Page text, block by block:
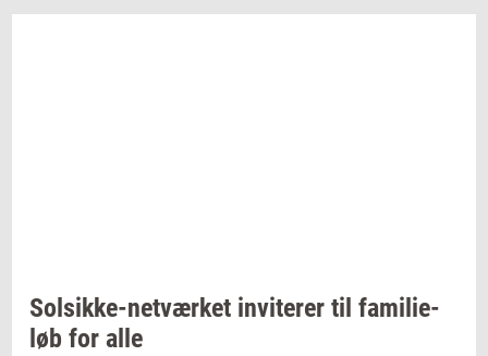
Solsikke-​netværket in­vi­te­rer til fa­mi­li­e­
løb for alle